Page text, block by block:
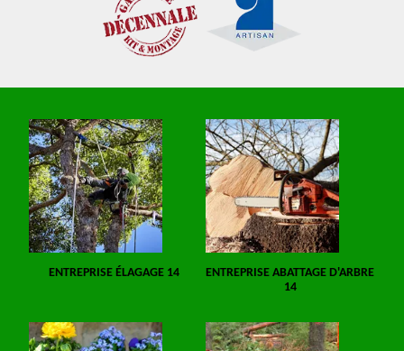
ENTREPRISE ÉLAGAGE 14
ENTREPRISE ABATTAGE D'ARBRE
14